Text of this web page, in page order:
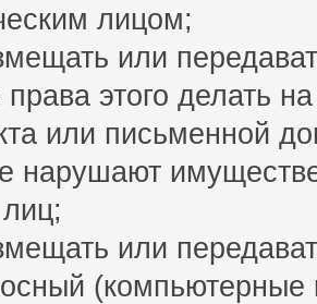
лицом;
или
этого делать
или письменной
нарушают
или